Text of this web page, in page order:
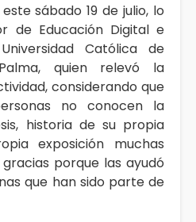
sábado 19 de julio, lo
de Educación Digital e
Católica de
quien relevó la
considerando que
no conocen la
historia de su propia
exposición muchas
porque las ayudó
que han sido parte de